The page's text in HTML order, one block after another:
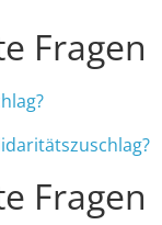
Fragen
Fragen